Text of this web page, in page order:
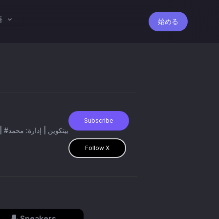
始める
Subscribe
Follow X